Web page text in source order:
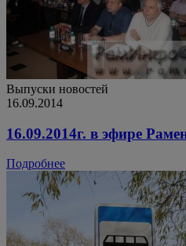
Выпуски новостей
16.09.2014
16.09.2014г. в эфире
Подробнее